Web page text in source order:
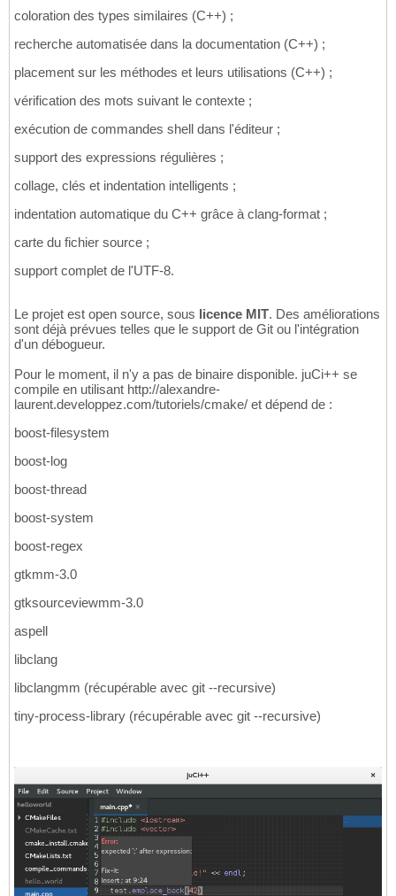
coloration des types similaires (C++) ;
recherche automatisée dans la documentation (C++) ;
placement sur les méthodes et leurs utilisations (C++) ;
vérification des mots suivant le contexte ;
exécution de commandes shell dans l'éditeur ;
support des expressions régulières ;
collage, clés et indentation intelligents ;
indentation automatique du C++ grâce à clang-format ;
carte du fichier source ;
support complet de l'UTF-8.
Le projet est open source, sous licence MIT. Des améliorations
sont déjà prévues telles que le support de Git ou l'intégration
d'un débogueur.
Pour le moment, il n'y a pas de binaire disponible. juCi++ se
compile en utilisant http://alexandre-
laurent.developpez.com/tutoriels/cmake/ et dépend de :
boost-filesystem
boost-log
boost-thread
boost-system
boost-regex
gtkmm-3.0
gtksourceviewmm-3.0
aspell
libclang
libclangmm (récupérable avec git --recursive)
tiny-process-library (récupérable avec git --recursive)